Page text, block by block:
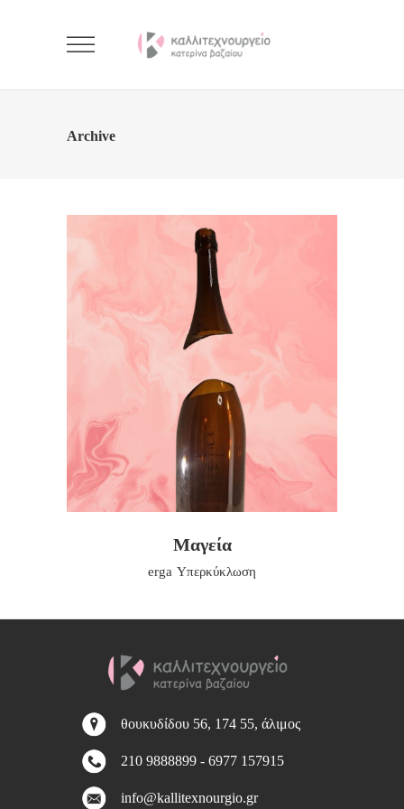
Archive
Μαγεία
erga Υπερκύκλωση
θουκυδίδου 56, 174 55, άλιμος
210 9888899 - 6977 157915
info@kallitexnourgio.gr